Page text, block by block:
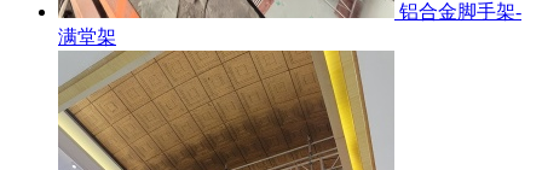
铝合金脚手架-
满堂架